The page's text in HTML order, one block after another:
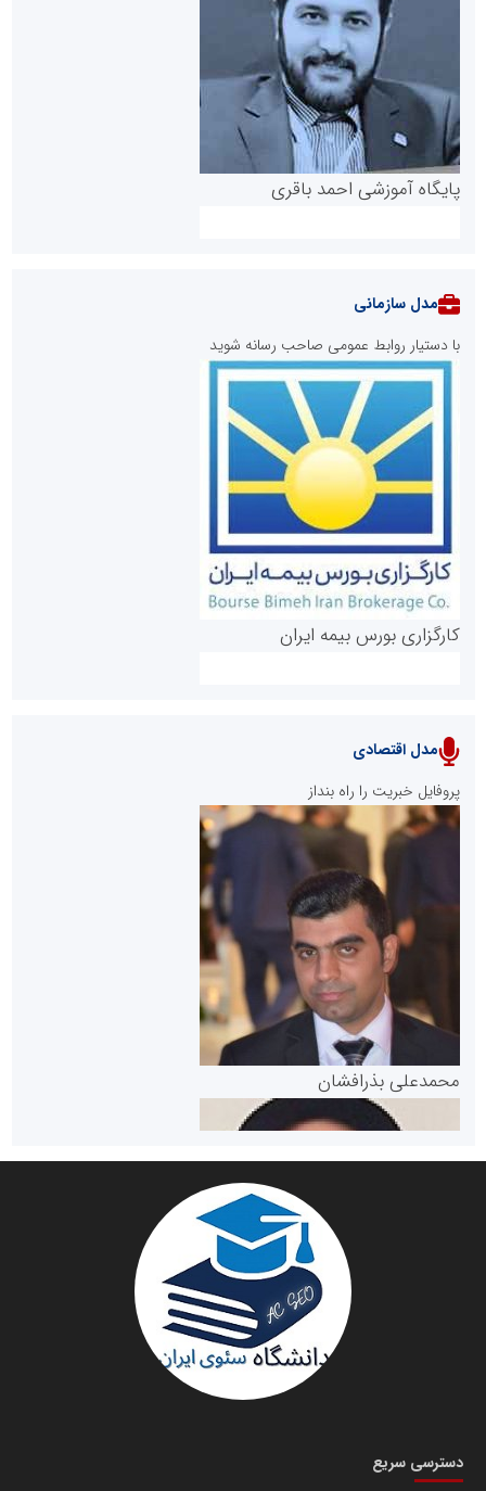
پایگاه آموزشی احمد باقری
روابط عمومی خبرگزاری گزارش خبر
پایگاه خبری نهضت ملی مسکن
پایگاه خبری گفتمان یزد
دانشگاه سئوی ایران
مدل سازمانی
با دستیار روابط عمومی صاحب رسانه شوید
کارگزاری بورس بیمه ایران
سازمان بورس و اوراق بهادار
مرجع اخبار موثق در بازارسرمایه
سازمان صنعت،معدن و تجارت
مدل اقتصادی
پروفایل خبریت را راه بنداز
محمدعلی بذرافشان
مریم حاج نوروز نظری
دسترسی سریع